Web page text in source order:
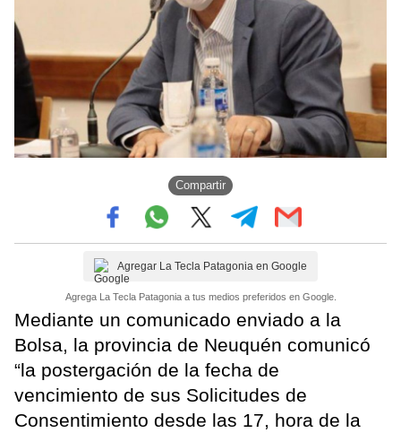
Compartir
Agregar La Tecla Patagonia en Google
Agrega La Tecla Patagonia a tus medios preferidos en Google.
Mediante un comunicado enviado a la
Bolsa, la provincia de Neuquén comunicó
“la postergación de la fecha de
vencimiento de sus Solicitudes de
Consentimiento desde las 17, hora de la